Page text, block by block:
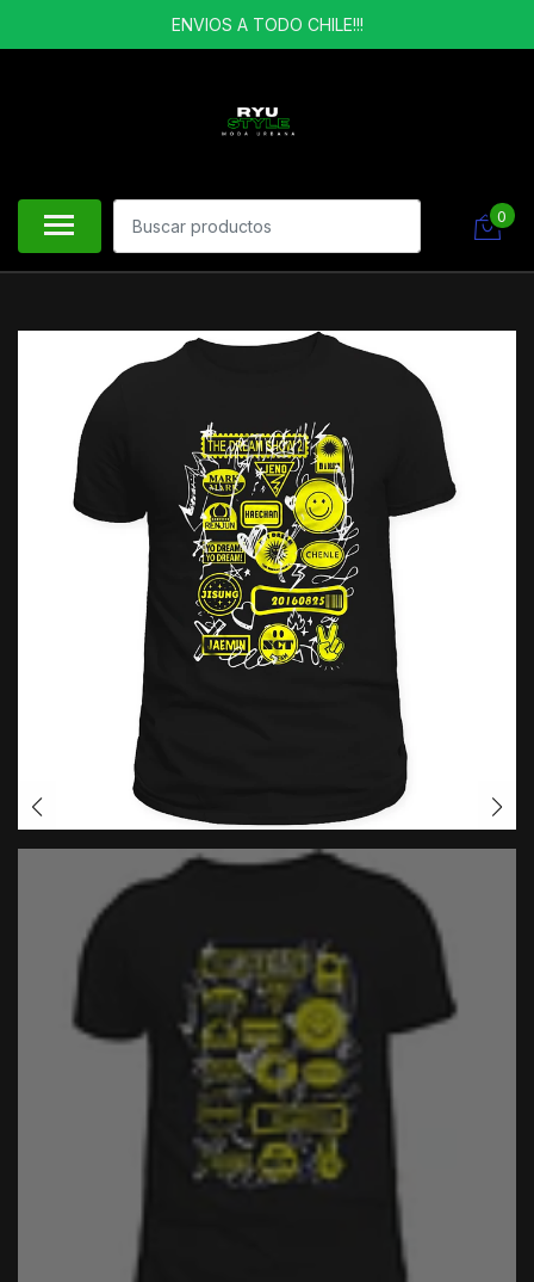
ENVIOS A TODO CHILE!!!
0